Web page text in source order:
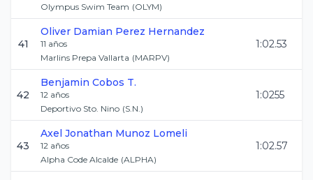
Olympus Swim Team (OLYM)
41
Oliver Damian Perez Hernandez
11 años
Marlins Prepa Vallarta (MARPV)
1:02.53
42
Benjamin Cobos T.
12 años
Deportivo Sto. Nino (S.N.)
1:0255
43
Axel Jonathan Munoz Lomeli
12 años
Alpha Code Alcalde (ALPHA)
1:02.57